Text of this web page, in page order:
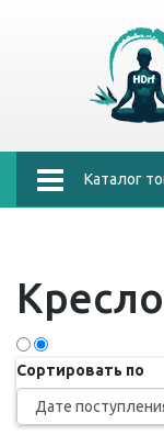
Каталог
Сортировать по